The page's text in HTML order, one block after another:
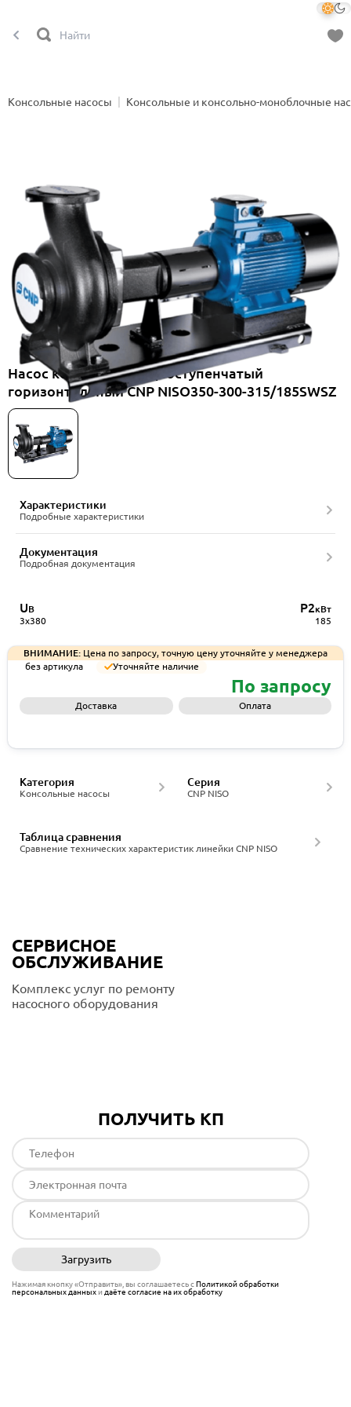
Консольные насосы Консольные и консольно-моноблочные
Насос консольный одноступенчатый
горизонтальный CNP NISO350-300-315/185SWSZ
Характеристики
Подробные характеристики
Документация
Подробная документация
UВ
3x380
P2кВт
185
ВНИМАНИЕ: Цена по запросу, точную цену уточняйте у менеджера
без артикула
Уточняйте наличие
По запросу
Доставка Оплата
Консольные насосы
Категория
CNP NISO
Серия
Сравнение технических характеристик линейки CNP NISO
Таблица сравнения
СЕРВИСНОЕ
ОБСЛУЖИВАНИЕ
Комплекс услуг по ремонту
насосного оборудования
ПОЛУЧИТЬ КП
Загрузить
Нажимая кнопку «Отправить», вы соглашаетесь сПолитикой обработки
персональных данныхи даёте согласие на их обработку